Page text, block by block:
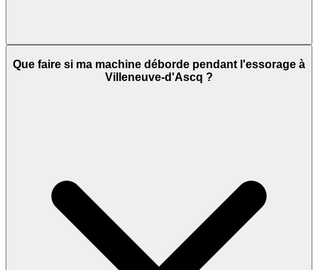
Que faire si ma machine déborde pendant l'essorage à
Villeneuve-d'Ascq ?